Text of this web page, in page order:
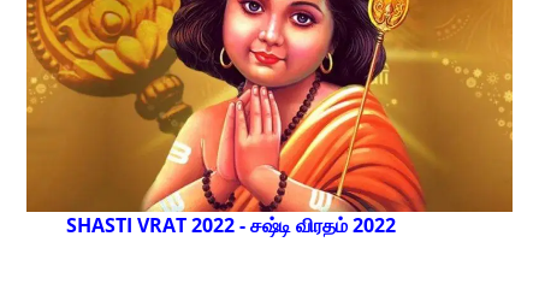
SHASTI VRAT 2022 - சஷ்டி விரதம் 2022